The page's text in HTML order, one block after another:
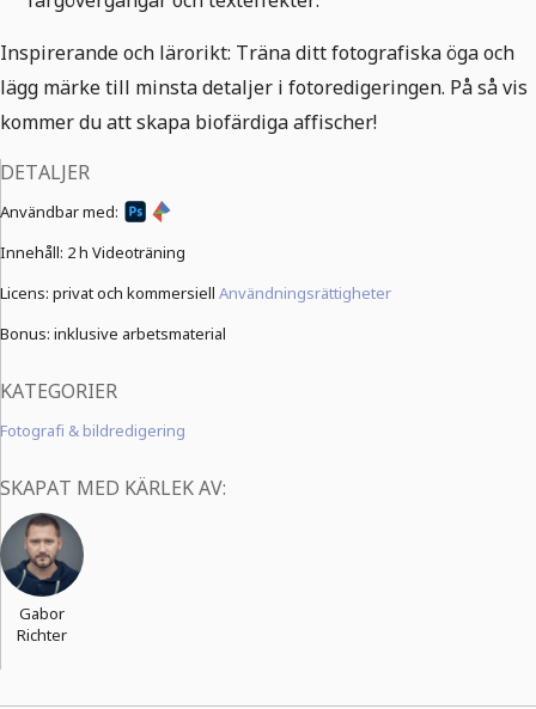
Inspirerande och lärorikt: Träna ditt fotografiska öga och
lägg märke till minsta detaljer i fotoredigeringen. På så vis
kommer du att skapa biofärdiga affischer!
DETALJER
Användbar med:
Innehåll: 2 h Videoträning
Licens: privat och kommersiell Användningsrättigheter
Bonus: inklusive arbetsmaterial
KATEGORIER
Fotografi & bildredigering
SKAPAT MED KÄRLEK AV:
Gabor
Richter